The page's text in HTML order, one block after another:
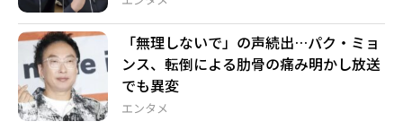
エンタメ
「無理しないで」の声続出…パク・ミョ
ンス、転倒による肋骨の痛み明かし放送
でも異変